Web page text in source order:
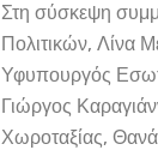
Στη σύσκεψη
Πολιτικών, Λίνα
Υφυπουργός
Γιώργος
Χωροταξίας,